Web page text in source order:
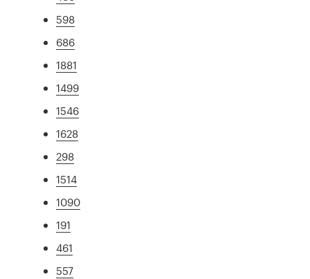
598
686
1881
1499
1546
1628
298
1514
1090
191
461
557